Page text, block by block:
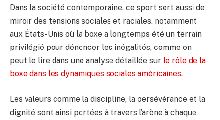
Dans la société contemporaine, ce sport sert aussi de
miroir des tensions sociales et raciales, notamment
aux États-Unis où la boxe a longtemps été un terrain
privilégié pour dénoncer les inégalités, comme on
peut le lire dans une analyse détaillée sur le rôle de la
boxe dans les dynamiques sociales américaines.
Les valeurs comme la discipline, la persévérance et la
dignité sont ainsi portées à travers l’arène à chaque